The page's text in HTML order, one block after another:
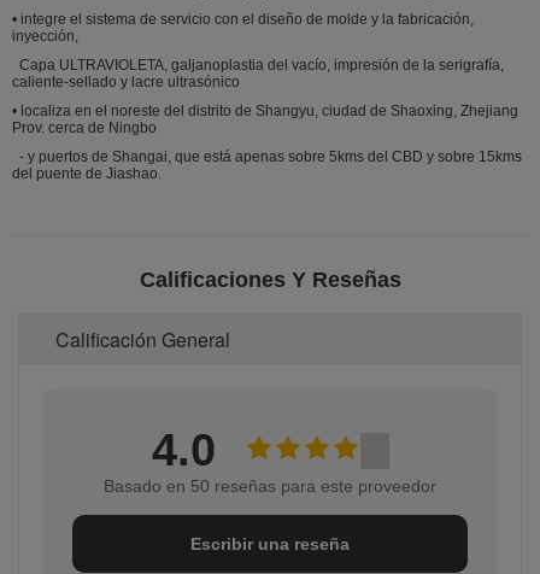
• integre el sistema de servicio con el diseño de molde y la fabricación,
inyección,
Capa ULTRAVIOLETA, galjanoplastia del vacío, impresión de la serigrafía,
caliente-sellado y lacre ultrasónico
• localiza en el noreste del distrito de Shangyu, ciudad de Shaoxing, Zhejiang
Prov. cerca de Ningbo
- y puertos de Shangai, que está apenas sobre 5kms del CBD y sobre 15kms
del puente de Jiashao.
Calificaciones Y Reseñas
Calificación General
4.0
Basado en 50 reseñas para este proveedor
Escribir una reseña